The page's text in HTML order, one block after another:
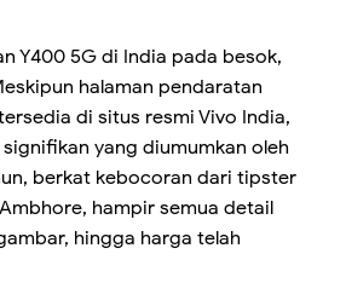
Y400 5G di India pada besok,
halaman pendaratan
di situs resmi Vivo India,
yang diumumkan oleh
berkat kebocoran dari tipster
hampir semua detail
hingga harga telah